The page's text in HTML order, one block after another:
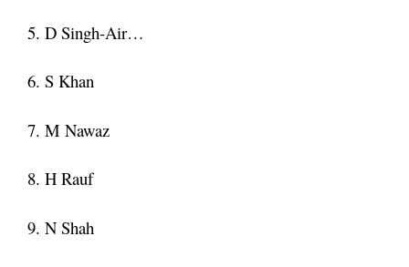
5. D Singh-Air…
6. S Khan
7. M Nawaz
8. H Rauf
9. N Shah